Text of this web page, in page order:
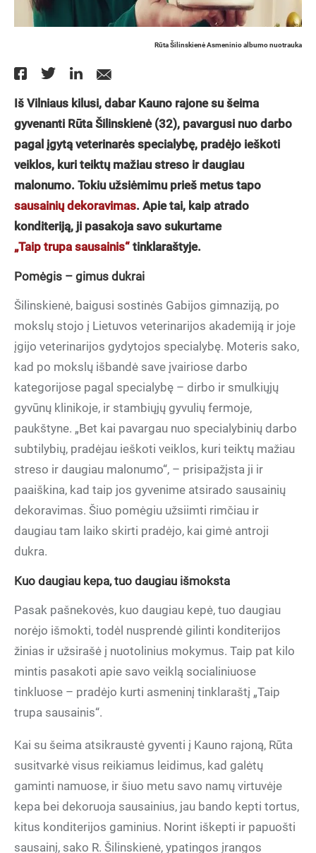
Rūta Šilinskienė Asmeninio albumo nuotrauka
Iš Vilniaus kilusi, dabar Kauno rajone su šeima
gyvenanti Rūta Šilinskienė (32), pavargusi nuo darbo
pagal įgytą veterinarės specialybę, pradėjo ieškoti
veiklos, kuri teiktų mažiau streso ir daugiau
malonumo. Tokiu užsiėmimu prieš metus tapo
sausainių dekoravimas. Apie tai, kaip atrado
konditeriją, ji pasakoja savo sukurtame
„Taip trupa sausainis“ tinklaraštyje.
Pomėgis – gimus dukrai
Šilinskienė, baigusi sostinės Gabijos gimnaziją, po
mokslų stojo į Lietuvos veterinarijos akademiją ir joje
įgijo veterinarijos gydytojos specialybę. Moteris sako,
kad po mokslų išbandė save įvairiose darbo
kategorijose pagal specialybę – dirbo ir smulkiųjų
gyvūnų klinikoje, ir stambiųjų gyvulių fermoje,
paukštyne. „Bet kai pavargau nuo specialybinių darbo
subtilybių, pradėjau ieškoti veiklos, kuri teiktų mažiau
streso ir daugiau malonumo“, – prisipažįsta ji ir
paaiškina, kad taip jos gyvenime atsirado sausainių
dekoravimas. Šiuo pomėgiu užsiimti rimčiau ir
daugiau tam laiko skirti pradėjo, kai gimė antroji
dukra.
Kuo daugiau kepa, tuo daugiau išmoksta
Pasak pašnekovės, kuo daugiau kepė, tuo daugiau
norėjo išmokti, todėl nusprendė gilinti konditerijos
žinias ir užsirašė į nuotolinius mokymus. Taip pat kilo
mintis pasakoti apie savo veiklą socialiniuose
tinkluose – pradėjo kurti asmeninį tinklaraštį „Taip
trupa sausainis“.
Kai su šeima atsikraustė gyventi į Kauno rajoną, Rūta
susitvarkė visus reikiamus leidimus, kad galėtų
gaminti namuose, ir šiuo metu savo namų virtuvėje
kepa bei dekoruoja sausainius, jau bando kepti tortus,
kitus konditerijos gaminius. Norint iškepti ir papuošti
sausainį, sako R. Šilinskienė, ypatingos įrangos